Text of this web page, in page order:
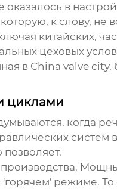
в
к слову, не
китайских,
цеховых
в China valve
циклами
когда
режиме. То